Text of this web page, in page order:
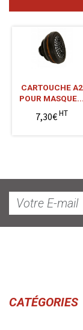
CARTOUCHE A2
POUR MASQUE...
7,30€HT
CATÉGORIES